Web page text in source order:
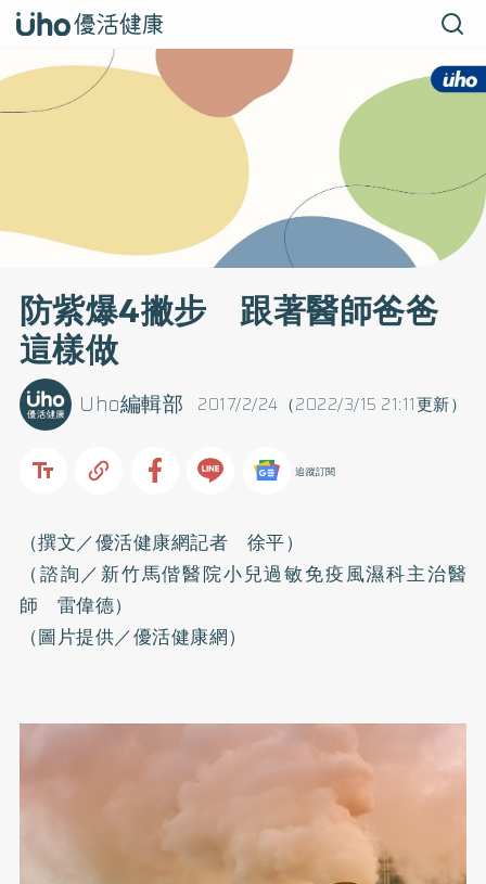
防紫爆4撇步 跟著醫師爸爸
這樣做
2017/2/24（2022/3/15 21:11更新）
Uho編輯部
追蹤訂閱
（撰文／優活健康網記者 徐平）
（諮詢／新竹馬偕醫院小兒過敏免疫風濕科主治醫
師 雷偉德）
（圖片提供／優活健康網）